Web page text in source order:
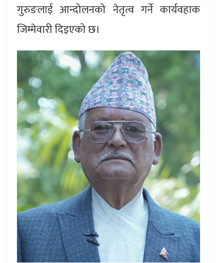
गुरुङलाई आन्दोलनको नेतृत्व गर्ने कार्यवहाक
जिम्मेवारी दिइएको छ।